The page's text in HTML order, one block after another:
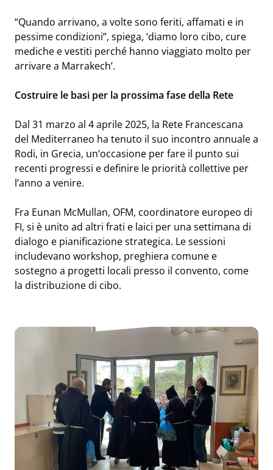
“Quando arrivano, a volte sono feriti, affamati e in
pessime condizioni”, spiega, ‘diamo loro cibo, cure
mediche e vestiti perché hanno viaggiato molto per
arrivare a Marrakech’.
Costruire le basi per la prossima fase della Rete
Dal 31 marzo al 4 aprile 2025, la Rete Francescana
del Mediterraneo ha tenuto il suo incontro annuale a
Rodi, in Grecia, un’occasione per fare il punto sui
recenti progressi e definire le priorità collettive per
l’anno a venire.
Fra Eunan McMullan, OFM, coordinatore europeo di
FI, si è unito ad altri frati e laici per una settimana di
dialogo e pianificazione strategica. Le sessioni
includevano workshop, preghiera comune e
sostegno a progetti locali presso il convento, come
la distribuzione di cibo.